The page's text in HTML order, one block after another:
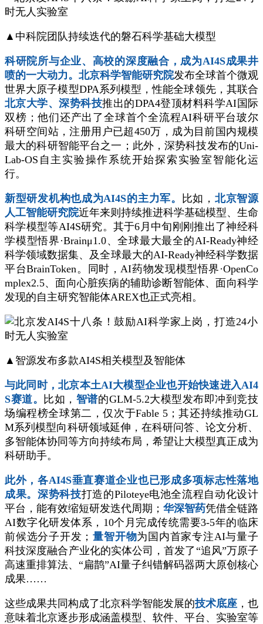
▲中科院团队持续迭代的磐石科学基础大模型
科研院所与企业、高校的深度融合，成为AI4S成果井
喷的一大动力。 北京科学智能研究院发布全球首个微观
世界大原子模型DPA系列模型，性能全球领先，其联合
北京大学、深势科技推出的DPA4登顶材料科学AI国际
双榜；他们还产出了全球首个全流程AI科研平台玻尔
科研空间站，注册用户已超450万，成为目前国内规模
最大的科研智能平台之一；此外，深势科技发布的Uni-
Lab-OS自主实验操作系统开始探索实验室智能化运
行。
新型研发机构也成为AI4S的主力军。 比如， 北京智源
人工智能研究院近年来则持续推进科学基础模型、生命
科学模型等AI4S研究。其于6月中旬刚刚推出了神经科
学模型悟界·Brainμ1.0、全球最大最全的AI-Ready神经
科学领域数据集、及全球最大的AI-Ready神经科学数据
平台BrainToken。同时，AI药物发现模型悟界·OpenCo
mplex2.5、面向心脏疾病的辅助诊断智能体、面向科学
发现的自主研究智能体AREX也正式亮相。
▲智源发布多款AI4S相关模型及智能体
与此同时，北京本土AI大模型企业也开始快速进入AI4
S赛道。
比如， 智谱的GLM-5.2大模型发布即冲到竞技
场编程榜全球第二，仅次于Fable 5；其还持续推动GL
M系列模型向科研领域延伸，在科研问答、论文分析、
多智能体协同等方向持续布局，希望让大模型真正成为
科研助手。
此外，各AI4S垂直赛道企业也已形成多项标志性落地
成果。 深势科技打造的Piloteye电池全流程自动化设计
平台，能有效缩短研发迭代周期； 华深智药凭借全链路
AI数字化研发体系，10个月完成传统需要3-5年的临床
前候选分子开发； 量智开物为国内首家专注AI与量子
科技深度融合产业化的实体公司，首发了“追风”万原子
高速重排算法、“扁鹊”AI量子纠错解码器两大原创核心
成果……
这些成果共同构成了北京科学智能发展的技术底座 ，也
意味着北京逐步形成涵盖模型、软件、平台、实验室等